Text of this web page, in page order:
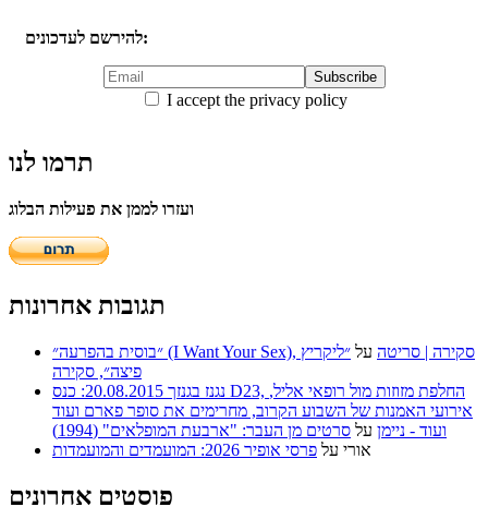
להירשם לעדכונים:
I accept the privacy policy
תרמו לנו
ועזרו לממן את פעילות הבלוג
תגובות אחרונות
״בוסית בהפרעה״ (I Want Your Sex), סקירה | סריטה על ״ליקריץ
פיצה״, סקירה
נגנז בגנזך 20.08.2015: כנס D23, החלפת מזוזות מול רופאי אליל,
אירועי האמנות של השבוע הקרוב, מחרימים את סופר פארם ועוד
ועוד - ניימן על סרטים מן העבר: "ארבעת המופלאים" (1994)
אורי על פרסי אופיר 2026: המועמדים והמועמדות
פוסטים אחרונים